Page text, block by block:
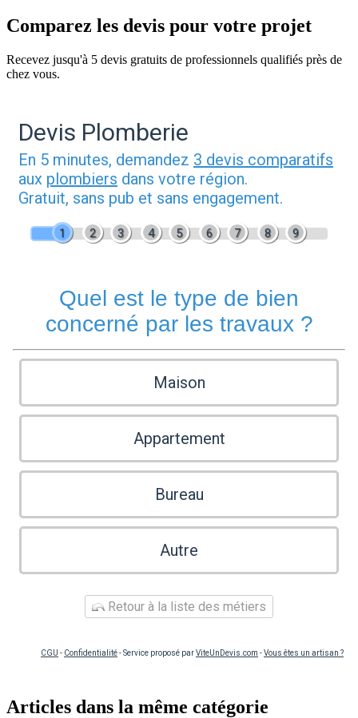
Comparez les devis pour votre projet
Recevez jusqu'à 5 devis gratuits de professionnels qualifiés près de
chez vous.
Devis Plomberie
En 5 minutes, demandez 3 devis comparatifs
aux plombiers dans votre région.
Gratuit, sans pub et sans engagement.
1 2 3 4 5 6 7 8 9
Quel est le type de bien
concerné par les travaux ?
Maison
Appartement
Bureau
Autre
Retour à la liste des métiers
CGU - Confidentialité- Service proposé parViteUnDevis.com -Vous êtes un artisan ?
Articles dans la même catégorie